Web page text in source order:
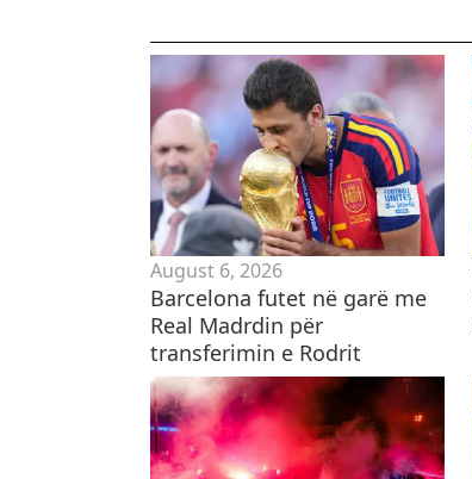
August 6, 2026
Barcelona futet në garë me
Real Madrdin për
transferimin e Rodrit